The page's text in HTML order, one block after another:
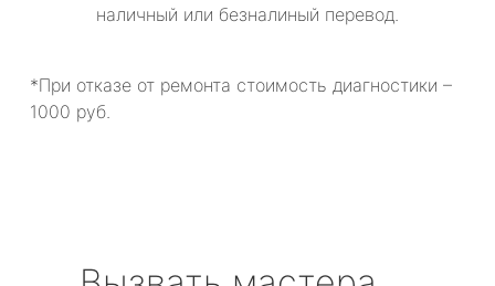
наличный или безналиный перевод.
*При отказе от ремонта стоимость диагностики –
1000 руб.